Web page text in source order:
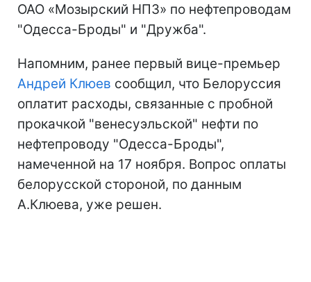
ОАО «Мозырский НПЗ» по нефтепроводам
"Одесса-Броды" и "Дружба".
Напомним, ранее первый вице-премьер
Андрей Клюев сообщил, что Белоруссия
оплатит расходы, связанные с пробной
прокачкой "венесуэльской" нефти по
нефтепроводу "Одесса-Броды",
намеченной на 17 ноября. Вопрос оплаты
белорусской стороной, по данным
А.Клюева, уже решен.